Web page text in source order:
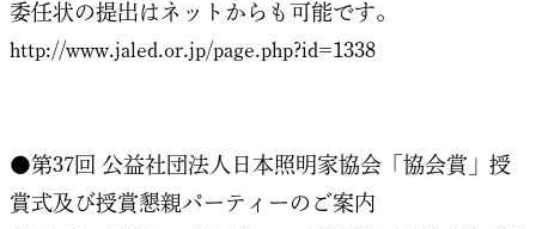
委任状の提出はネットからも可能です。
http://www.jaled.or.jp/page.php?id=1338
●第37回 公益社団法人日本照明家協会「協会賞」授
賞式及び授賞懇親パーティーのご案内